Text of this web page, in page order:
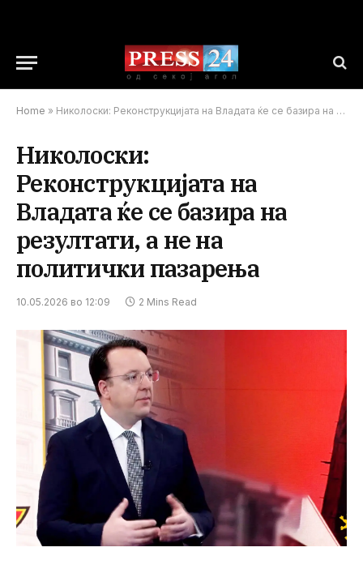
Home » Николоски: Реконструкцијата на Владата ќе се базира на резултати, а не на политички пазарења
Николоски:
Реконструкцијата на
Владата ќе се базира на
резултати, а не на
политички пазарења
10.05.2026 во 12:09 2 Mins Read